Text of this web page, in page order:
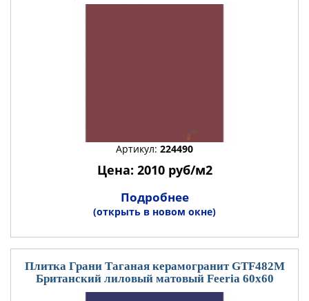
Артикул: 224490
Цена: 2010 руб/м2
Подробнее
(открыть в новом окне)
Плитка Грани Таганая керамогранит GTF482М
Британский лиловый матовый Feeria 60x60